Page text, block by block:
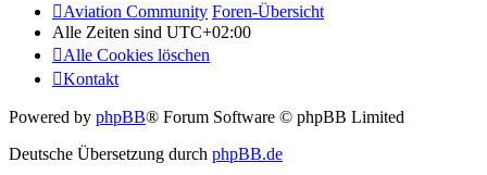
Aviation Community Foren-Übersicht
Alle Zeiten sind UTC+02:00
Alle Cookies löschen
Kontakt
Powered by phpBB® Forum Software © phpBB Limited
Deutsche Übersetzung durch phpBB.de